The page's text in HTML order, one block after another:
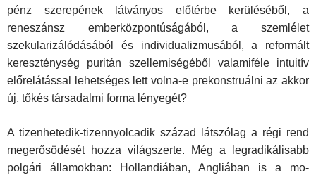
pénz szerepének látványos előtérbe kerüléséből, a
reneszánsz emberközpontúságából, a szemlélet
szekularizálódásából és individualizmusából, a reformált
kereszténység puritán szellemiségéből valamiféle intuitív
előrelátással lehet­séges lett volna-e prekonstruálni az akkor
új, tőkés társadalmi forma lényegét?
A tizenhetedik-tizennyolcadik század látszólag a régi rend
megerősödését hozza világszerte. Még a legradikáli­sabb
polgári államokban: Hollandiában, Angliában is a mo­